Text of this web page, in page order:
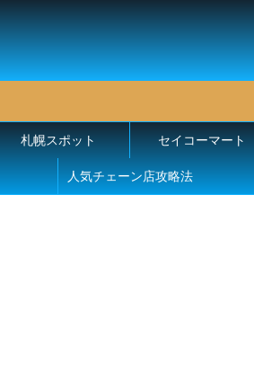
札幌スポット セイコーマート
人気チェーン店攻略法